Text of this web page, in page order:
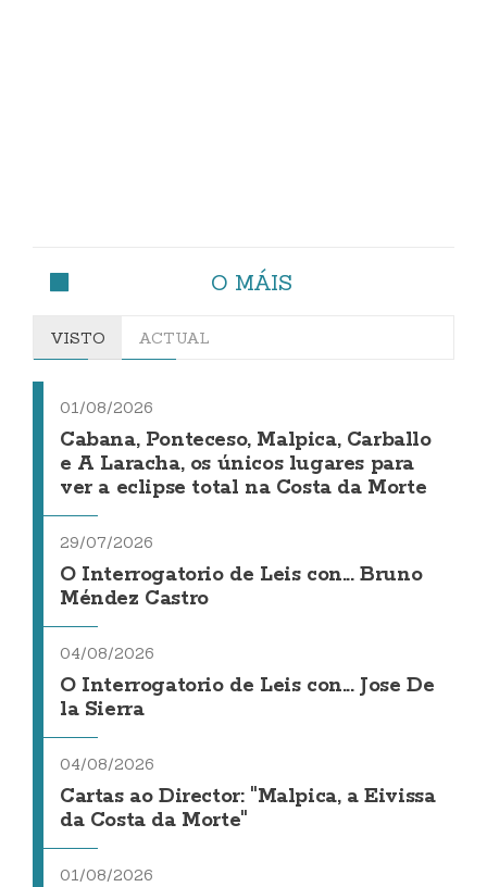
O MÁIS
VISTO ACTUAL
01/08/2026
Cabana, Ponteceso, Malpica, Carballo
e A Laracha, os únicos lugares para
ver a eclipse total na Costa da Morte
29/07/2026
O Interrogatorio de Leis con... Bruno
Méndez Castro
04/08/2026
O Interrogatorio de Leis con... Jose De
la Sierra
04/08/2026
Cartas ao Director: "Malpica, a Eivissa
da Costa da Morte"
01/08/2026